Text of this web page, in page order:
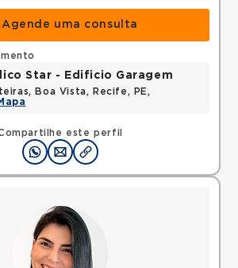
Agende uma consulta
este perfil
Star - Edificio Garagem
Boa Vista, Recife, PE,